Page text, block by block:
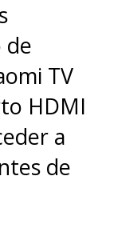
de
TV
HDMI
a
de